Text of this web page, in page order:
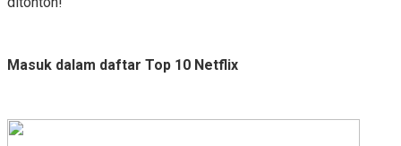
Masuk dalam daftar Top 10 Netflix